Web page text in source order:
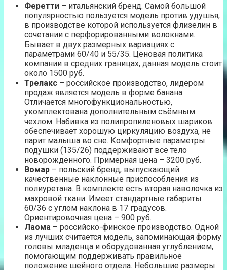
Феретти – итальянский бренд. Самой большой
популярностью пользуется модель против удушья,
в производстве которой используется флизелин в
сочетании с перфорированными волокнами.
Бывает в двух размерных вариациях с
параметрами 60/40 и 55/35. Ценовая политика
компании в средних границах, данная модель стоит
около 1500 руб.
Трелакс – российское производство, лидером
продаж является модель в форме банана.
Отличается многофункциональностью,
укомплектована дополнительным съёмным
чехлом. Набивка из полипропиленовых шариков
обеспечивает хорошую циркуляцию воздуха, не
парит малыша во сне. Комфортные параметры
подушки (135/26) поддерживают все тело
новорожденного. Примерная цена – 3200 руб.
Вомар – польский бренд, выпускающий
качественные наклонные приспособления из
полиуретана. В комплекте есть вторая наволочка из
махровой ткани. Имеет стандартные габариты
60/36 с углом наклона в 17 градусов.
Ориентировочная цена – 900 руб.
Лаома – российско-финское производство. Одной
из лучших считается модель, запоминающая форму
головы младенца и оборудованная углублением,
помогающим поддерживать правильное
положение шейного отдела. Небольшие размеры